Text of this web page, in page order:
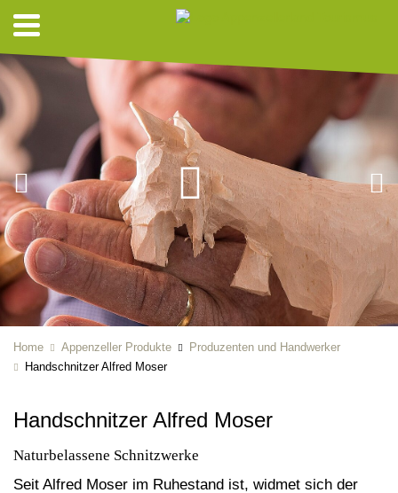
Home Appenzeller Produkte
Produzenten und Handwerker
Handschnitzer Alfred Moser
Handschnitzer Alfred Moser
Naturbelassene Schnitzwerke
Seit Alfred Moser im Ruhestand ist, widmet sich der